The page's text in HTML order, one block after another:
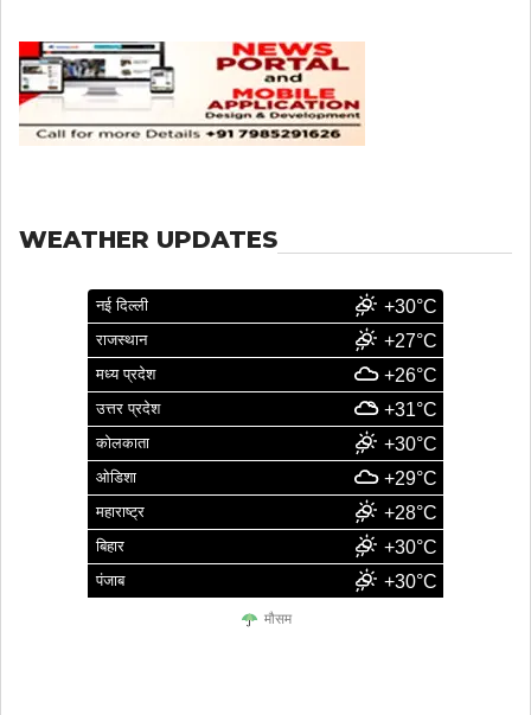
WEATHER UPDATES
नई दिल्ली +30°C
राजस्थान +27°C
मध्य प्रदेश +26°C
उत्तर प्रदेश +31°C
कोलकाता +30°C
ओडिशा +29°C
महाराष्ट्र +28°C
बिहार +30°C
पंजाब +30°C
मौसम